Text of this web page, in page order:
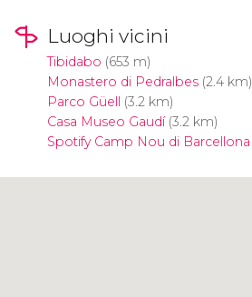
Luoghi vicini
Tibidabo (653 m)
Monastero di Pedralbes(2.4 km)
Parco Güell (3.2 km)
Casa Museo Gaudí(3.2 km)
Spotify Camp Nou di Barcellona